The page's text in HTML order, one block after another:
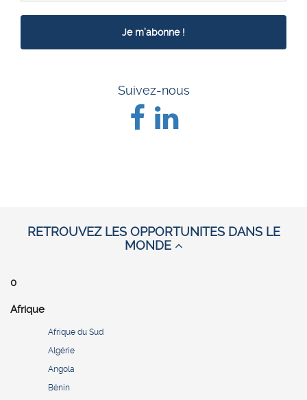
Suivez-nous
RETROUVEZ LES OPPORTUNITES DANS LE
MONDE
0
Afrique
Afrique du Sud
Algérie
Angola
Bénin